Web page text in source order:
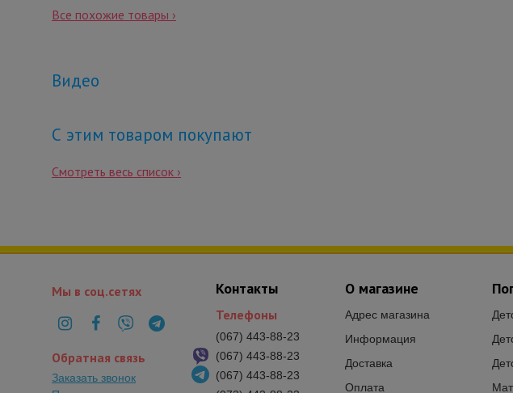
Все похожие товары ›
Видео
С этим товаром покупают
Смотреть весь список ›
О магазине
Адрес магазина
Информация
Доставка
Оплата
Контакты
Телефоны
(067) 443-88-23
(067) 443-88-23
(067) 443-88-23
Мы в соц.сетях
Обратная связь
Заказать звонок